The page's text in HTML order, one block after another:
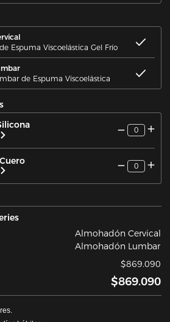
Espuma Viscoelástica Gel Frío
de Espuma Viscoelástica
0
0
Almohadón Cervical
Almohadón Lumbar
$869.090
$869.090